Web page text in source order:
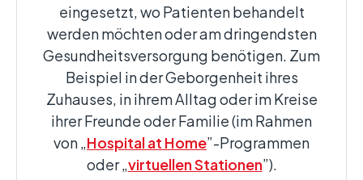
eingesetzt, wo Patienten behandelt
werden möchten oder am dringendsten
Gesundheitsversorgung benötigen. Zum
Beispiel in der Geborgenheit ihres
Zuhauses, in ihrem Alltag oder im Kreise
ihrer Freunde oder Familie (im Rahmen
von „Hospital at Home”-Programmen
oder „virtuellen Stationen”).